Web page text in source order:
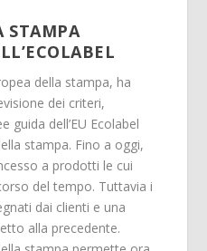
STAMPA
della stampa, ha
dei criteri,
guida dell’EU Ecolabel
stampa. Fino a oggi,
a prodotti le cui
del tempo. Tuttavia i
dai clienti e una
alla precedente.